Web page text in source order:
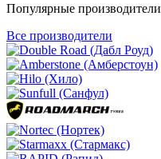
Популярные производители
Все производители